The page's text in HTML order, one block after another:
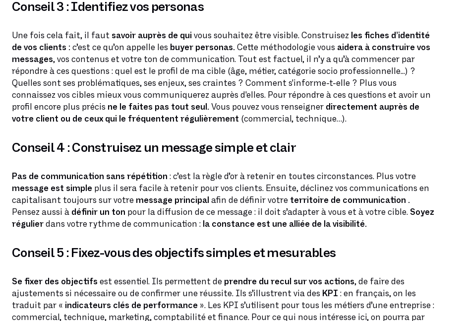
Conseil 3 : Identifiez vos personas
Une fois cela fait, il faut savoir auprès de qui vous souhaitez être visible. Construisez les fiches d’identité
de vos clients : c’est ce qu’on appelle les buyer personas. Cette méthodologie vous aidera à construire vos
messages, vos contenus et votre ton de communication. Tout est factuel, il n’y a qu’à commencer par
répondre à ces questions : quel est le profil de ma cible (âge, métier, catégorie socio professionnelle...) ?
Quelles sont ses problématiques, ses enjeux, ses craintes ? Comment s'informe-t-elle ? Plus vous
connaissez vos cibles mieux vous communiquerez auprès d'elles. Pour répondre à ces questions et avoir un
profil encore plus précis ne le faites pas tout seul. Vous pouvez vous renseigner directement auprès de
votre client ou de ceux qui le fréquentent régulièrement (commercial, technique…).
Conseil 4 :Construisez un message simple et clair
Pas de communication sans répétition : c’est la règle d’or à retenir en toutes circonstances. Plus votre
message est simple plus il sera facile à retenir pour vos clients. Ensuite, déclinez vos communications en
capitalisant toujours sur votre message principal afin de définir votre territoire de communication .
Pensez aussi à définir un ton pour la diffusion de ce message : il doit s’adapter à vous et à votre cible. Soyez
régulier dans votre rythme de communication : la constance est une alliée de la visibilité.
Conseil 5 : Fixez-vous des objectifs simples et mesurables
Se fixer des objectifs est essentiel. Ils permettent de prendre du recul sur vos actions, de faire des
ajustements si nécessaire ou de confirmer une réussite. Ils s’illustrent via des KPI : en français, on les
traduit par « indicateurs clés de performance ». Les KPI s’utilisent pour tous les métiers d’une entreprise :
commercial, technique, marketing, comptabilité et finance. Pour ce qui nous intéresse ici, on pourra par